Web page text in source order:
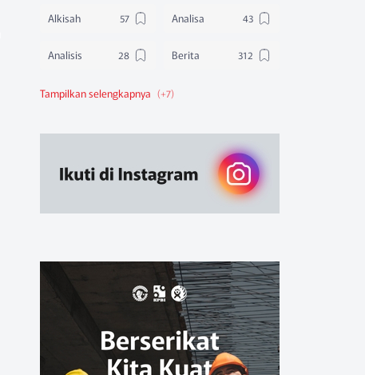
Alkisah Analisa
Analisis Berita
Berita Federasi
Ruang Belajar